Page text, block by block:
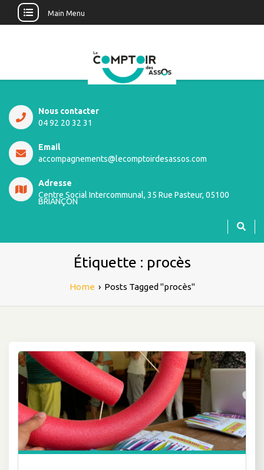
Main Menu
Nous contacter
04 92 20 32 31
Email
accompagnements@lecomptoirdesassos.com
Adresse
Centre Social Intercommunal, 35 Rue Pasteur, 05100
BRIANÇON
Étiquette : procès
Home › Posts Tagged "procès"